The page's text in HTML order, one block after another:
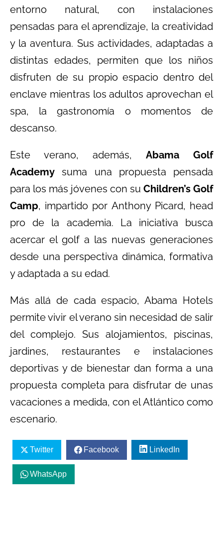
entorno natural, con instalaciones
pensadas para el aprendizaje, la creatividad
y la aventura. Sus actividades, adaptadas a
distintas edades, permiten que los niños
disfruten de su propio espacio dentro del
enclave mientras los adultos aprovechan el
spa, la gastronomía o momentos de
descanso.
Este verano, además, Abama Golf
Academy suma una propuesta pensada
para los más jóvenes con su Children’s Golf
Camp, impartido por Anthony Picard, head
pro de la academia. La iniciativa busca
acercar el golf a las nuevas generaciones
desde una perspectiva dinámica, formativa
y adaptada a su edad.
Más allá de cada espacio, Abama Hotels
permite vivir el verano sin necesidad de salir
del complejo. Sus alojamientos, piscinas,
jardines, restaurantes e instalaciones
deportivas y de bienestar dan forma a una
propuesta completa para disfrutar de unas
vacaciones a medida, con el Atlántico como
escenario.
Twitter Facebook LinkedIn
WhatsApp